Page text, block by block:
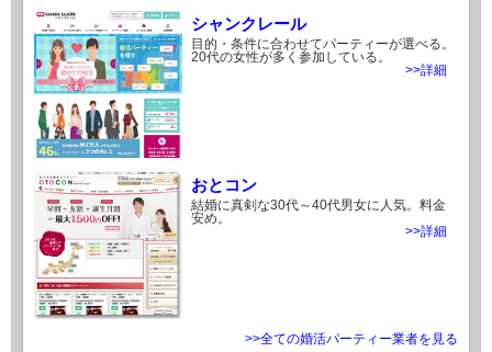
シャンクレール
目的・条件に合わせてパーティーが選べる。
20代の女性が多く参加している。
>>詳細
おとコン
結婚に真剣な30代～40代男女に人気。料金
安め。
>>詳細
>>全ての婚活パーティー業者を見る